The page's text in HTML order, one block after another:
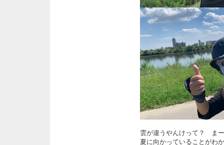
雲が違うやんけって？ ま
夏に向かっていることがわ